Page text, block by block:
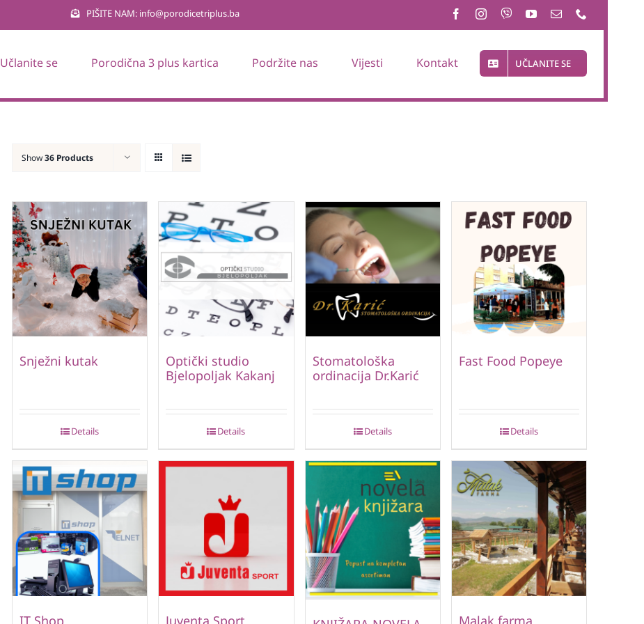
PIŠITE NAM: info@porodicetriplus.ba
Učlanite se Porodična 3 plus kartica Podržite nas Vijesti Kontakt UČLANITE SE
Show36 Products
Snježni kutak
Details
Optički studio
Bjelopoljak Kakanj
Details
Stomatološka
ordinacija Dr.Karić
Details
Fast Food Popeye
Details
IT Shop Juventa Sport Malak farma